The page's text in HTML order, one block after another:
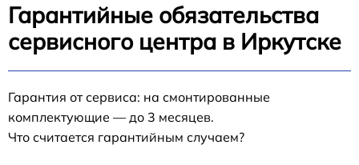
Гарантийные обязательства
сервисного центра в Иркутске
Гарантия от сервиса: на смонтированные
комплектующие — до 3 месяцев.
Что считается гарантийным случаем?